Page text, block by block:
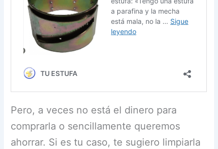
Pero, a veces no está el dinero para
comprarla o sencillamente queremos
ahorrar. Si es tu caso, te sugiero limpiarla